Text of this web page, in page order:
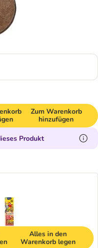
Zum Warenkorb
hinzufügen
Produkt
Alles in den
Warenkorb legen